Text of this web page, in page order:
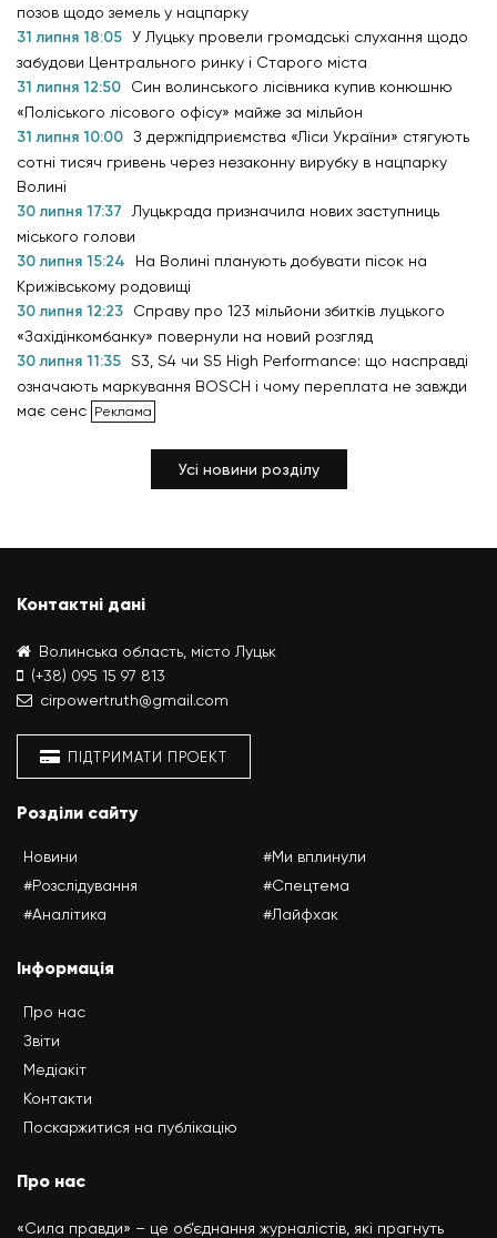
позов щодо земель у нацпарку
31 липня 18:05 У Луцьку провели громадські слухання щодо
забудови Центрального ринку і Старого міста
31 липня 12:50
Син волинського лісівника купив конюшню
«Поліського лісового офісу» майже за мільйон
31 липня 10:00 З держпідприємства «Ліси України» стягують
сотні тисяч гривень через незаконну вирубку в нацпарку
Волині
30 липня 17:37
Луцькрада призначила нових заступниць
міського голови
30 липня 15:24
На Волині планують добувати пісок на
Крижівському родовищі
30 липня 12:23
Справу про 123 мільйони збитків луцького
«Західінкомбанку» повернули на новий розгляд
30 липня 11:35 S3, S4 чи S5 High Performance: що насправді
означають маркування BOSCH і чому переплата не завжди
має сенс
Усі новини розділу
Контактні дані
Волинська область, місто Луцьк
(+38) 095 15 97 813
cirpowertruth@gmail.com
ПІДТРИМАТИ ПРОЕКТ
Розділи сайту
Новини
#Розслідування
#Аналітика
#Ми вплинули
#Спецтема
#Лайфхак
Інформація
Про нас
Звіти
Медіакіт
Контакти
Поскаржитися на публікацію
Про нас
«Сила правди» – це об’єднання журналістів, які прагнуть